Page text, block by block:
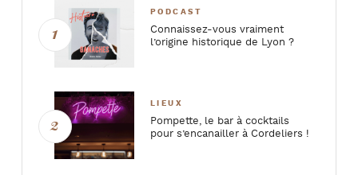
PODCAST
Connaissez-vous vraiment
l’origine historique de Lyon ?
LIEUX
Pompette, le bar à cocktails
pour s’encanailler à Cordeliers !